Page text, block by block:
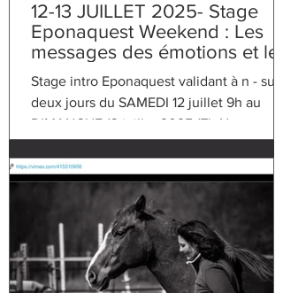
12-13 JUILLET 2025- Stage
Eponaquest Weekend : Les
messages des émotions et le
cheval - En Limousin, près de
Brives (Pompadour)
Stage intro Eponaquest validant à n - sur
deux jours du SAMEDI 12 juillet 9h au
DIMANCHE 13 juillet 2025 17h Notre
civilisation est...